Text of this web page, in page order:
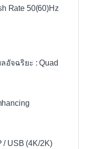
Rate 50(60)Hz
อัจฉริยะ : Quad
/ USB (4K/2K)